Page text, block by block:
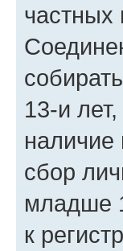
частных
13-и
наличие
сбор
младше
к